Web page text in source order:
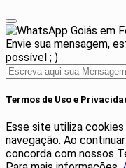
Goiás em
Envie sua mensagem,
possível ; )
Termos de Uso e
Esse site utiliza
navegação. Ao
concorda com nossos